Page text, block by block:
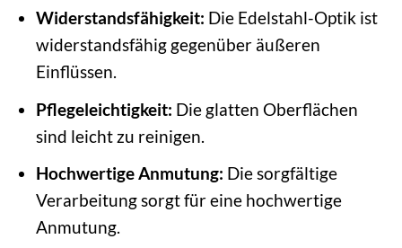
Widerstandsfähigkeit: Die Edelstahl-Optik ist
widerstandsfähig gegenüber äußeren
Einflüssen.
Pflegeleichtigkeit: Die glatten Oberflächen
sind leicht zu reinigen.
Hochwertige Anmutung: Die sorgfältige
Verarbeitung sorgt für eine hochwertige
Anmutung.